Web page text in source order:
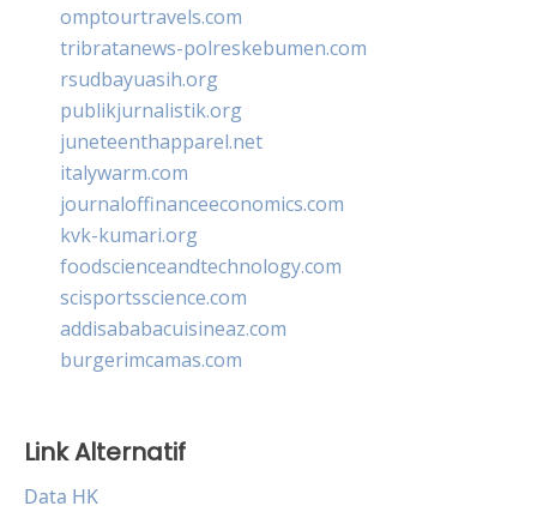
omptourtravels.com
tribratanews-polreskebumen.com
rsudbayuasih.org
publikjurnalistik.org
juneteenthapparel.net
italywarm.com
journaloffinanceeconomics.com
kvk-kumari.org
foodscienceandtechnology.com
scisportsscience.com
addisababacuisineaz.com
burgerimcamas.com
Link Alternatif
Data HK